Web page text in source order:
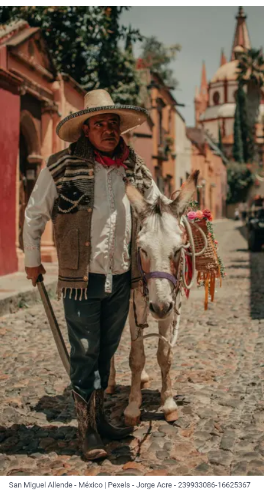
San Miguel Allende - México | Pexels - Jorge Acre - 239933086-16625367